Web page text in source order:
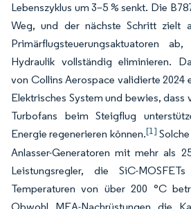
Lebenszyklus um 3–5 % senkt. Die
Weg, und der nächste Schritt zielt
Primärflugsteuerungsaktuatoren
Hydraulik vollständig eliminieren.
von Collins Aerospace validierte 2024
Elektrisches System und bewies,
Turbofans beim Steigflug
Energie regenerieren können.[1]
Anlasser-Generatoren mit mehr als
Leistungsregler, die SiC-
Temperaturen von über 200 °C